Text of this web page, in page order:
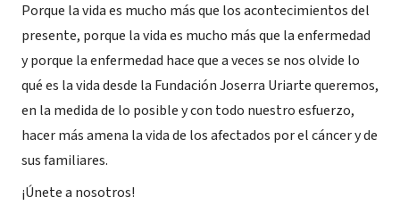
Porque la vida es mucho más que los acontecimientos del
presente, porque la vida es mucho más que la enfermedad
y porque la enfermedad hace que a veces se nos olvide lo
qué es la vida desde la Fundación Joserra Uriarte queremos,
en la medida de lo posible y con todo nuestro esfuerzo,
hacer más amena la vida de los afectados por el cáncer y de
sus familiares.
¡Únete a nosotros!